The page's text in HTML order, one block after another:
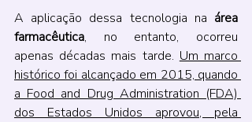
A aplicação dessa tecnologia na área
farmacêutica, no entanto, ocorreu
apenas décadas mais tarde. Um marco
histórico foi alcançado em 2015, quando
a Food and Drug Administration (FDA)
dos Estados Unidos aprovou, pela